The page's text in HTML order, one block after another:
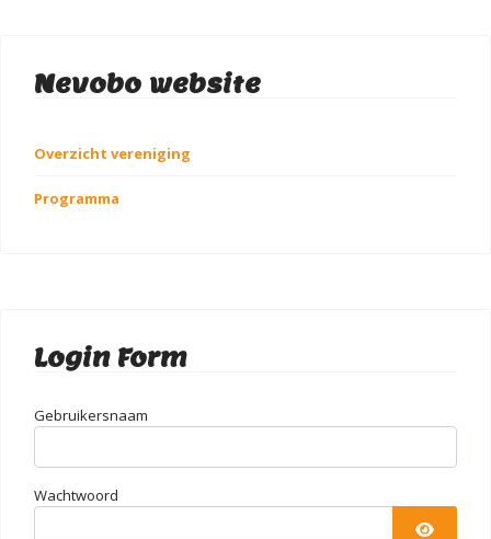
Nevobo website
Overzicht vereniging
Programma
Login Form
Gebruikersnaam
Wachtwoord